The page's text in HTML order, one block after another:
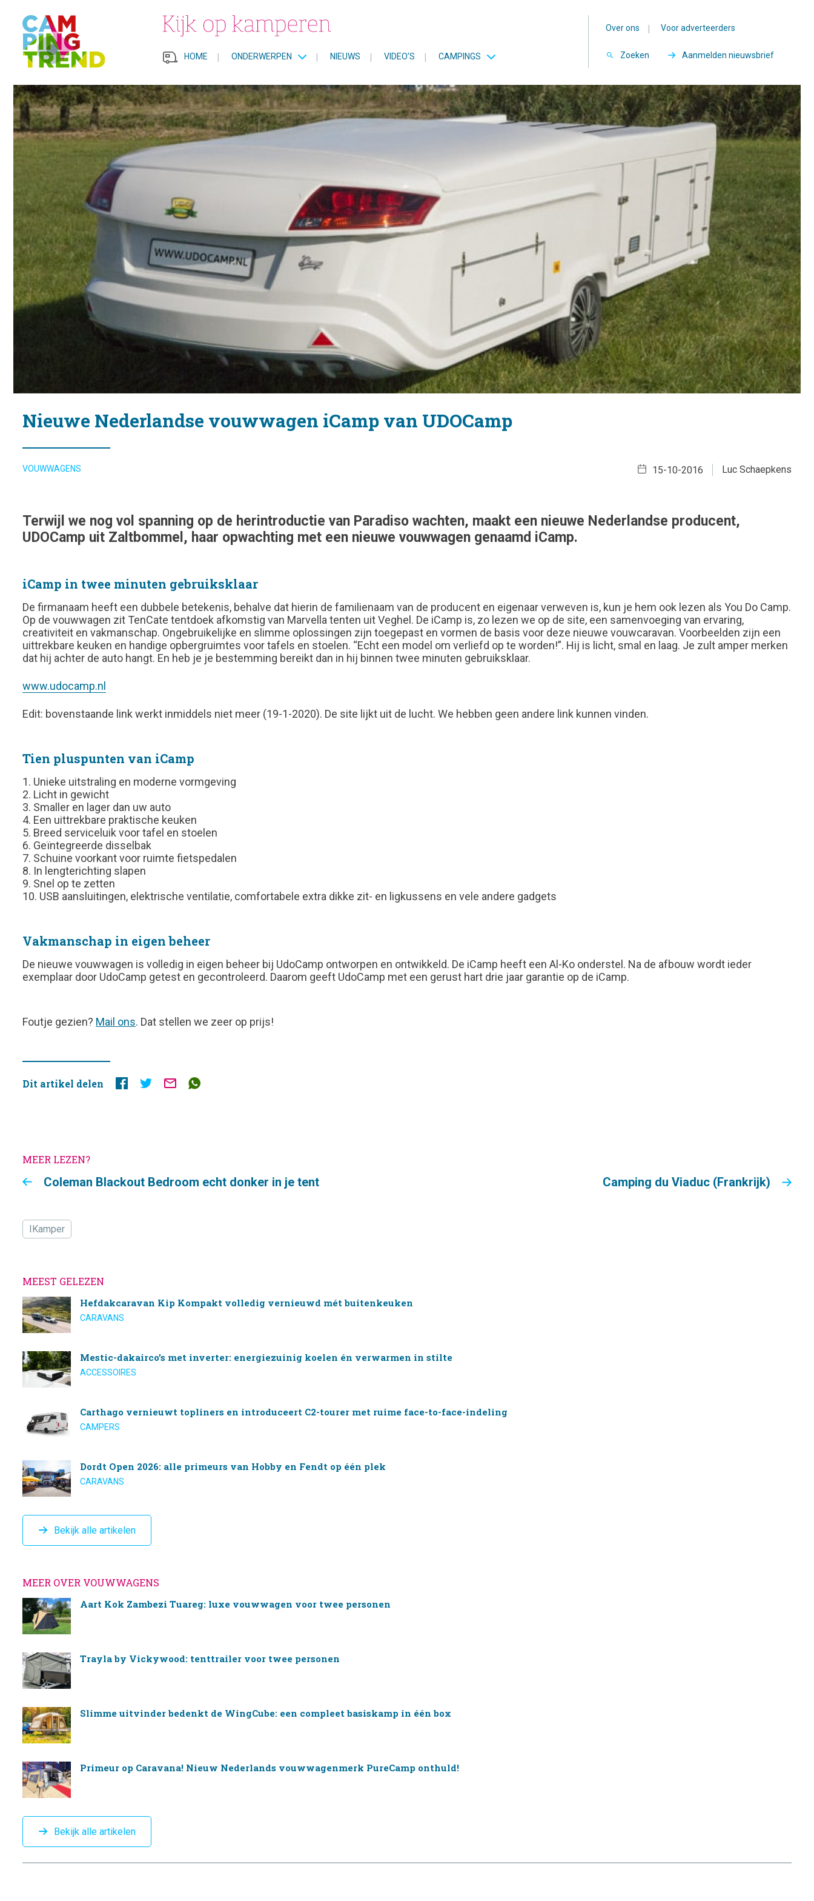
HOME | ONDERWERPEN | NIEUWS | VIDEO’S | CAMPINGS
Over ons | Voor adverteerders
Zoeken Aanmelden nieuwsbrief
Nieuwe Nederlandse vouwwagen iCamp van UDOCamp
VOUWWAGENS Luc Schaepkens
15-10-2016
Terwijl we nog vol spanning op de herintroductie van Paradiso wachten, maakt een nieuwe Nederlandse producent,
UDOCamp uit Zaltbommel, haar opwachting met een nieuwe vouwwagen genaamd iCamp.
iCamp in twee minuten gebruiksklaar
De firmanaam heeft een dubbele betekenis, behalve dat hierin de familienaam van de producent en eigenaar verweven is, kun je hem ook lezen als You Do Camp.
Op de vouwwagen zit TenCate tentdoek afkomstig van Marvella tenten uit Veghel. De iCamp is, zo lezen we op de site, een samenvoeging van ervaring,
creativiteit en vakmanschap. Ongebruikelijke en slimme oplossingen zijn toegepast en vormen de basis voor deze nieuwe vouwcaravan. Voorbeelden zijn een
uittrekbare keuken en handige opbergruimtes voor tafels en stoelen. “Echt een model om verliefd op te worden!”. Hij is licht, smal en laag. Je zult amper merken
dat hij achter de auto hangt. En heb je je bestemming bereikt dan in hij binnen twee minuten gebruiksklaar.
www.udocamp.nl
Edit: bovenstaande link werkt inmiddels niet meer (19-1-2020). De site lijkt uit de lucht. We hebben geen andere link kunnen vinden.
Tien pluspunten van iCamp
1. Unieke uitstraling en moderne vormgeving
2. Licht in gewicht
3. Smaller en lager dan uw auto
4. Een uittrekbare praktische keuken
5. Breed serviceluik voor tafel en stoelen
6. Geïntegreerde disselbak
7. Schuine voorkant voor ruimte fietspedalen
8. In lengterichting slapen
9. Snel op te zetten
10. USB aansluitingen, elektrische ventilatie, comfortabele extra dikke zit- en ligkussens en vele andere gadgets
Vakmanschap in eigen beheer
De nieuwe vouwwagen is volledig in eigen beheer bij UdoCamp ontworpen en ontwikkeld. De iCamp heeft een Al-Ko onderstel. Na de afbouw wordt ieder
exemplaar door UdoCamp getest en gecontroleerd. Daarom geeft UdoCamp met een gerust hart drie jaar garantie op de iCamp.
FOUTJE
GEZIEN?
Foutje gezien? Mail ons. Dat stellen we zeer op prijs!
Dit artikel delen
MEER LEZEN?
Coleman Blackout Bedroom echt donker in je tent Camping du Viaduc (Frankrijk)
IKamper
MEEST GELEZEN
Hefdakcaravan Kip Kompakt volledig vernieuwd mét buitenkeuken
CARAVANS
Mestic-dakairco’s met inverter: energiezuinig koelen én verwarmen in stilte
ACCESSOIRES
Carthago vernieuwt topliners en introduceert C2-tourer met ruime face-to-face-indeling
CAMPERS
Dordt Open 2026: alle primeurs van Hobby en Fendt op één plek
CARAVANS
Bekijk alle artikelen
MEER OVER VOUWWAGENS
Aart Kok Zambezi Tuareg: luxe vouwwagen voor twee personen
Trayla by Vickywood: tenttrailer voor twee personen
Slimme uitvinder bedenkt de WingCube: een compleet basiskamp in één box
Primeur op Caravana! Nieuw Nederlands vouwwagenmerk PureCamp onthuld!
Bekijk alle artikelen